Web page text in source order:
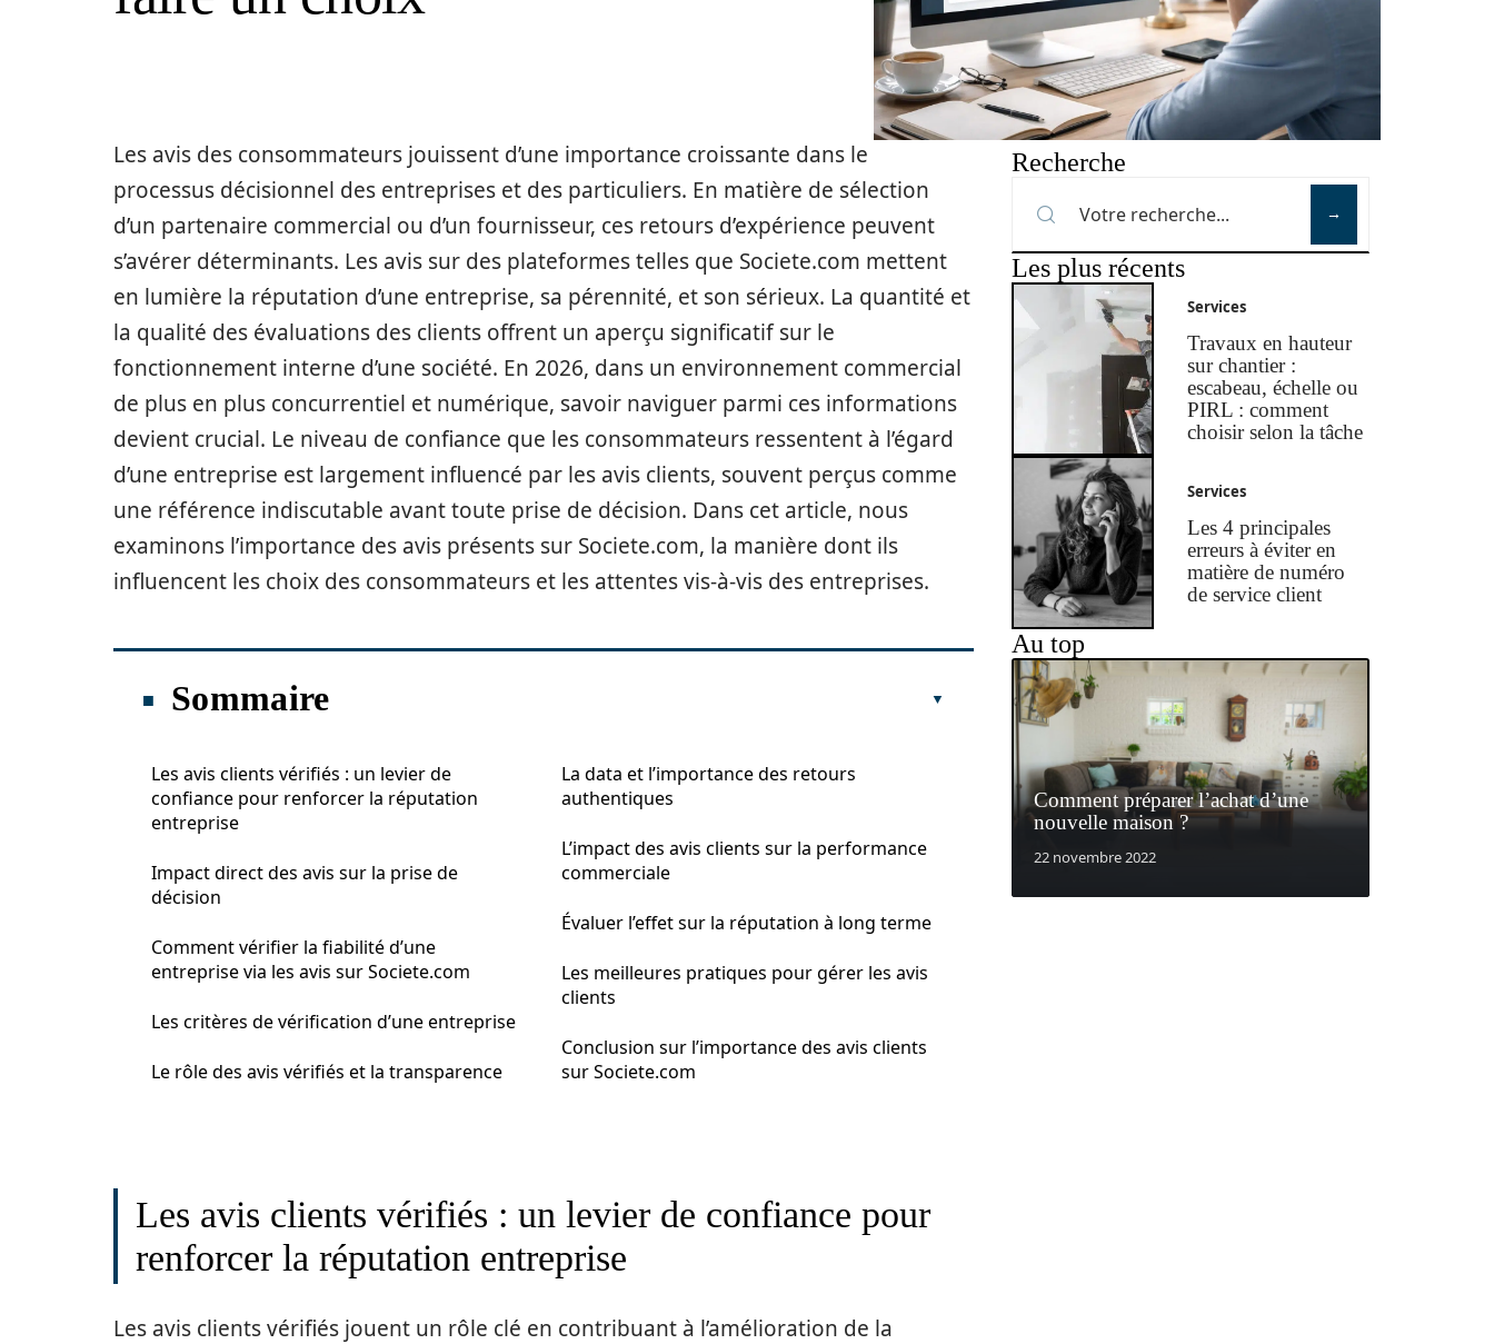
Les avis des consommateurs jouissent d’une importance croissante dans le
processus décisionnel des entreprises et des particuliers. En matière de sélection
d’un partenaire commercial ou d’un fournisseur, ces retours d’expérience peuvent
s’avérer déterminants. Les avis sur des plateformes telles que Societe.com mettent
en lumière la réputation d’une entreprise, sa pérennité, et son sérieux. La quantité et
la qualité des évaluations des clients offrent un aperçu significatif sur le
fonctionnement interne d’une société. En 2026, dans un environnement commercial
de plus en plus concurrentiel et numérique, savoir naviguer parmi ces informations
devient crucial. Le niveau de confiance que les consommateurs ressentent à l’égard
d’une entreprise est largement influencé par les avis clients, souvent perçus comme
une référence indiscutable avant toute prise de décision. Dans cet article, nous
examinons l’importance des avis présents sur Societe.com, la manière dont ils
influencent les choix des consommateurs et les attentes vis-à-vis des entreprises.
Sommaire
Les avis clients vérifiés : un levier de
confiance pour renforcer la réputation
entreprise
Impact direct des avis sur la prise de
décision
Comment vérifier la fiabilité d’une
entreprise via les avis sur Societe.com
Les critères de vérification d’une entreprise
Le rôle des avis vérifiés et la transparence
La data et l’importance des retours
authentiques
L’impact des avis clients sur la performance
commerciale
Évaluer l’effet sur la réputation à long terme
Les meilleures pratiques pour gérer les avis
clients
Conclusion sur l’importance des avis clients
sur Societe.com
Les avis clients vérifiés : un levier de confiance pour
renforcer la réputation entreprise
Les avis clients vérifiés jouent un rôle clé en contribuant à l’amélioration de la
Recherche
Les plus récents
Services
Travaux en hauteur
sur chantier :
escabeau, échelle ou
PIRL : comment
choisir selon la tâche
Services
Les 4 principales
erreurs à éviter en
matière de numéro
de service client
Au top
Comment préparer l’achat d’une
nouvelle maison ?
22 novembre 2022